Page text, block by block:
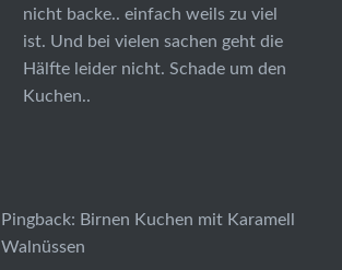
nicht backe.. einfach weils zu viel
ist. Und bei vielen sachen geht die
Hälfte leider nicht. Schade um den
Kuchen..
Pingback: Birnen Kuchen mit Karamell
Walnüssen